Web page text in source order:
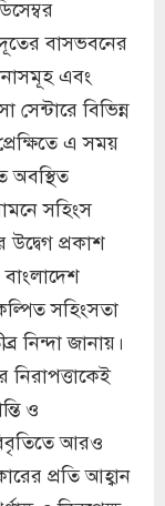
বাসভবনের
এবং
সেন্টারে বিভিন্ন
এ সময়
অবস্থিত
সহিংস
প্রকাশ
সহিংসতা
নিন্দা জানায়।
ও
আরও
প্রতি আহ্বান